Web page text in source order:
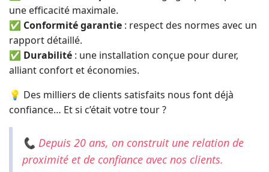
une efficacité maximale.
✅ Conformité garantie : respect des normes avec un
rapport détaillé.
✅ Durabilité : une installation conçue pour durer,
alliant confort et économies.
💡 Des milliers de clients satisfaits nous font déjà
confiance… Et si c’était votre tour ?
📞 Depuis 20 ans, on construit une relation de
proximité et de confiance avec nos clients.